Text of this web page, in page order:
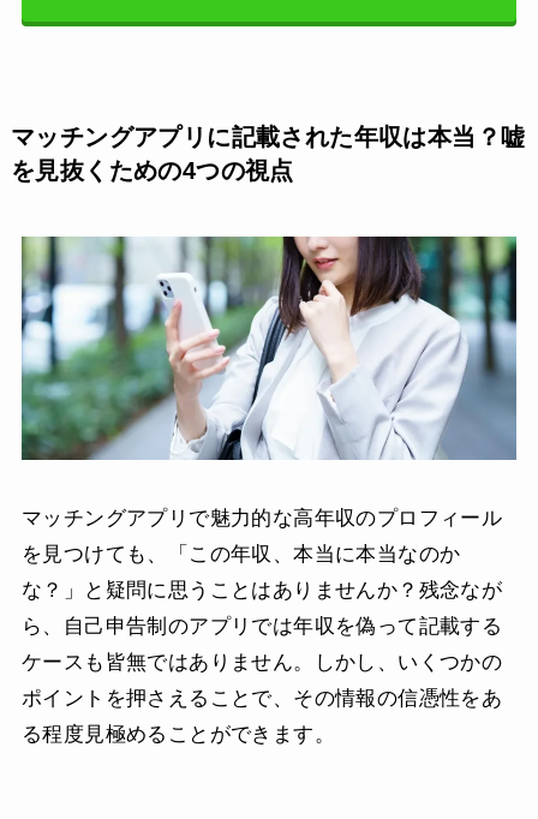
マッチングアプリに記載された年収は本当？嘘
を見抜くための4つの視点
マッチングアプリで魅力的な高年収のプロフィール
を見つけても、「この年収、本当に本当なのか
な？」と疑問に思うことはありませんか？残念なが
ら、自己申告制のアプリでは年収を偽って記載する
ケースも皆無ではありません。しかし、いくつかの
ポイントを押さえることで、その情報の信憑性をあ
る程度見極めることができます。